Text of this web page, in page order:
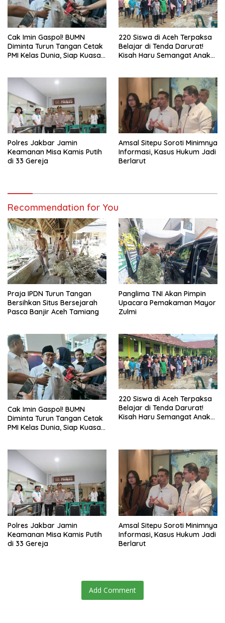
Cak Imin Gaspol! BUMN
Diminta Turun Tangan Cetak
PMI Kelas Dunia, Siap Kuasai
220 Siswa di Aceh Terpaksa
Belajar di Tenda Darurat!
Kisah Haru Semangat Anak-
Polres Jakbar Jamin
Keamanan Misa Kamis Putih
di 33 Gereja
Amsal Sitepu Soroti Minimnya
Informasi, Kasus Hukum Jadi
Berlarut
Recommendation for You
Praja IPDN Turun Tangan
Bersihkan Situs Bersejarah
Pasca Banjir Aceh Tamiang
Panglima TNI Akan Pimpin
Upacara Pemakaman Mayor
Zulmi
Cak Imin Gaspol! BUMN
Diminta Turun Tangan Cetak
PMI Kelas Dunia, Siap Kuasai
220 Siswa di Aceh Terpaksa
Belajar di Tenda Darurat!
Kisah Haru Semangat Anak-
Polres Jakbar Jamin
Keamanan Misa Kamis Putih
di 33 Gereja
Amsal Sitepu Soroti Minimnya
Informasi, Kasus Hukum Jadi
Berlarut
Add Comment